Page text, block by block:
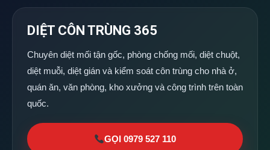
DIỆT CÔN TRÙNG 365
Chuyên diệt mối tận gốc, phòng chống mối, diệt chuột,
diệt muỗi, diệt gián và kiểm soát côn trùng cho nhà ở,
quán ăn, văn phòng, kho xưởng và công trình trên toàn
quốc.
GỌI 0979 527 110